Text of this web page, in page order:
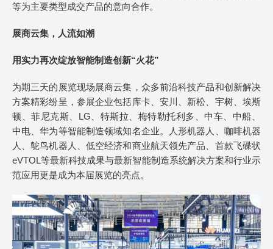
等为主要类型成交产品的意向合作。
展商云集，人流如潮
用实力再次绽放智能制造创新“火花”
为期三天的展览现场展商云集，众多前沿科技产品和创新解决
方案精彩纷呈，参展企业包括库卡、安川、新松、宇树、埃斯
顿、菲尼克斯、LG、特斯拉、梅特勒托利多、中车、中船、
中电、华为等智能制造领域知名企业。人形机器人、咖啡机器
人、鸵鸟机器人、低空经济和商业航天领先产品、首款飞碟状
eVTOL等最新科技成果与最新智能制造系统解决方案和行业示
范应用更是成为本届展览的亮点。